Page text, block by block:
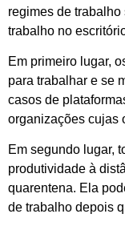
regimes de
trabalho no
Em primeiro lugar,
para trabalhar e se
casos de
organizações cujas
Em segundo lugar,
produtividade à
quarentena. Ela
de trabalho depois